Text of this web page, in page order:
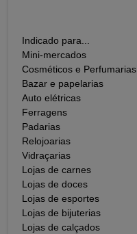
Indicado para...
Mini-mercados
Cosméticos e Perfumarias
Bazar e papelarias
Auto elétricas
Ferragens
Padarias
Relojoarias
Vidraçarias
Lojas de carnes
Lojas de doces
Lojas de esportes
Lojas de bijuterias
Lojas de calçados